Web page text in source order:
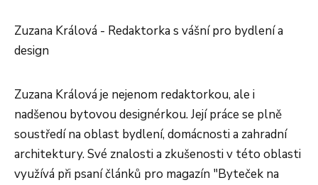
Zuzana Králová - Redaktorka s vášní pro bydlení a
design
Zuzana Králová je nejenom redaktorkou, ale i
nadšenou bytovou designérkou. Její práce se plně
soustředí na oblast bydlení, domácnosti a zahradní
architektury. Své znalosti a zkušenosti v této oblasti
využívá při psaní článků pro magazín "Byteček na